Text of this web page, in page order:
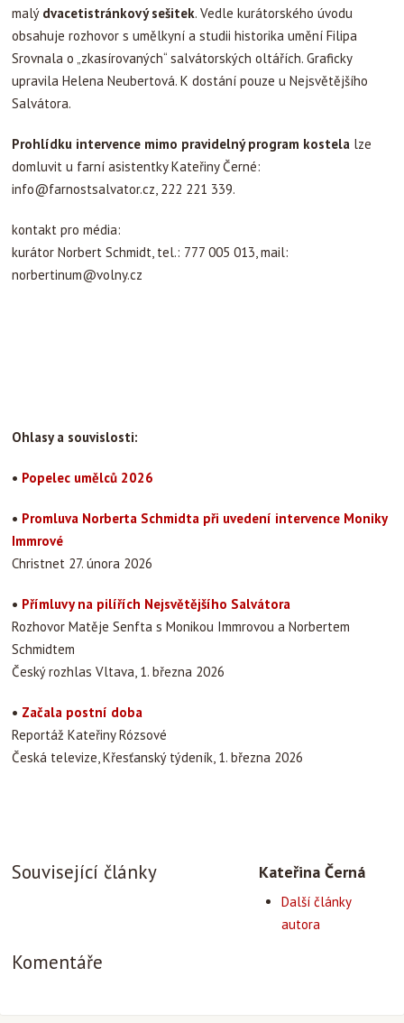
malý dvacetistránkový sešitek. Vedle kurátorského úvodu
obsahuje rozhovor s umělkyní a studii historika umění Filipa
Srovnala o „zkasírovaných“ salvátorských oltářích. Graficky
upravila Helena Neubertová. K dostání pouze u Nejsvětějšího
Salvátora.
Prohlídku intervence mimo pravidelný program kostela lze
domluvit u farní asistentky Kateřiny Černé:
info@farnostsalvator.cz, 222 221 339.
kontakt pro média:
kurátor Norbert Schmidt, tel.: 777 005 013, mail:
norbertinum@volny.cz
Ohlasy a souvislosti:
• Popelec umělců 2026
• Promluva Norberta Schmidta při uvedení intervence Moniky
Immrové
Christnet 27. února 2026
• Přímluvy na pilířích Nejsvětějšího Salvátora
Rozhovor Matěje Senfta s Monikou Immrovou a Norbertem
Schmidtem
Český rozhlas Vltava, 1. března 2026
• Začala postní doba
Reportáž Kateřiny Rózsové
Česká televize, Křesťanský týdeník, 1. března 2026
Související články Kateřina Černá
Další články
autora
Komentáře